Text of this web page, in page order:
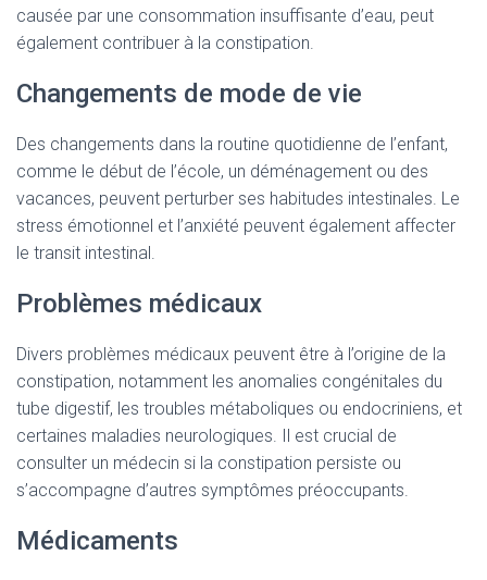
causée par une consommation insuffisante d’eau, peut
également contribuer à la constipation.
Changements de mode de vie
Des changements dans la routine quotidienne de l’enfant,
comme le début de l’école, un déménagement ou des
vacances, peuvent perturber ses habitudes intestinales. Le
stress émotionnel et l’anxiété peuvent également affecter
le transit intestinal.
Problèmes médicaux
Divers problèmes médicaux peuvent être à l’origine de la
constipation, notamment les anomalies congénitales du
tube digestif, les troubles métaboliques ou endocriniens, et
certaines maladies neurologiques. Il est crucial de
consulter un médecin si la constipation persiste ou
s’accompagne d’autres symptômes préoccupants.
Médicaments